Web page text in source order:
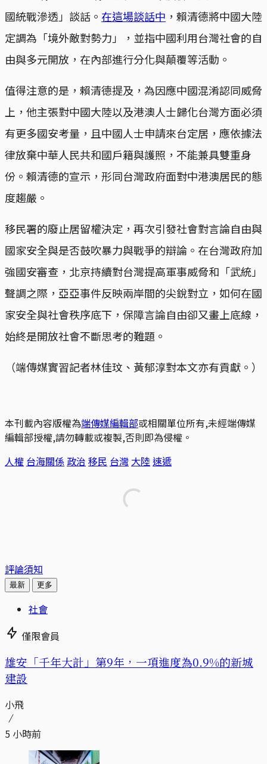
國統戰滲透」談話。 在這場談話中 ，賴清德將中國大陸
定調為「境外敵對勢力」，並指中國利用台灣社會的自
由與多元開放，在內部進行分化與顛覆等活動。
值得注意的是，賴清德提及，為因應中國混淆認同威脅
上，他主張對中國大陸以及港澳人士歸化台灣方面必須
有更多國安考量，且中國人士申請來台定居，應依據法
律放棄中華人民共和國戶籍與護照，不能兼具雙重身
份。賴清德的宣示，形同台灣政府面對中港澳居民的態
度趨嚴。
移民署的廢止居留權決定，再次引發社會對言論自由與
國家安全與是否鼓吹暴力與戰爭的辯論。在台灣政府加
強國安審查，北京持續對台灣提高軍事威脅和「武統」
聲調之際，亞亞事件反映兩岸間的尖銳對立，如何在國
家安全與社會秩序底下，保障言論自由卻又畫上底線，
始終是開放社會不斷思考的難題。
（端傳媒實習記者林佳玟、黃郁淳對本文亦有貢獻。）
本刊載內容版權為端傳媒編輯部或相關單位所有,未經端傳媒
編輯部授權,請勿轉載或複製,否則即為侵權。
人權 台海關係 政治 移民 台灣 大陸速遞
評論須知
最新 更多
社會
僅限會員
​​雄安「千年大計」第9年，一項進度為0.9%的新城
建設
小飛
5 小時前